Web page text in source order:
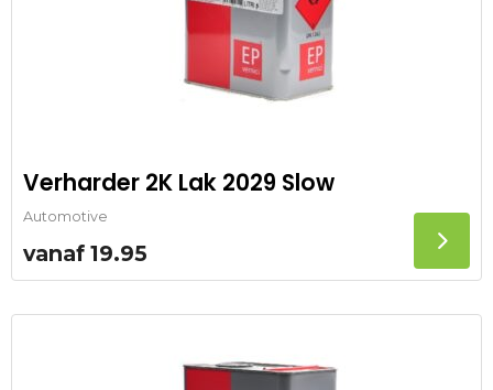
Verharder 2K Lak 2029 Slow
Automotive
vanaf 19.95